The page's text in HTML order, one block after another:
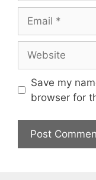
Save my
browser for